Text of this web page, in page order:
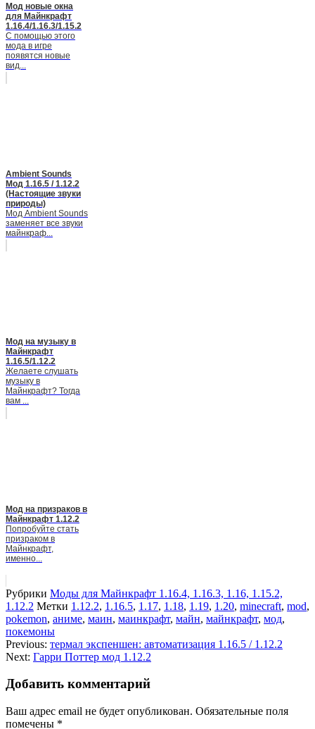
Мод новые окна
для Майнкрафт
1.16.4/1.16.3/1.15.2
С помощью этого
мода в игре
появятся новые
вид...
Ambient Sounds
Мод 1.16.5 / 1.12.2
(Настоящие звуки
природы)
Мод Ambient Sounds
заменяет все звуки
майнкраф...
Мод на музыку в
Майнкрафт
1.16.5/1.12.2
Желаете слушать
музыку в
Майнкрафт? Тогда
вам ...
Мод на призраков в
Майнкрафт 1.12.2
Попробуйте стать
призраком в
Майнкрафт,
именно...
Рубрики Моды для Майнкрафт 1.16.4, 1.16.3, 1.16, 1.15.2,
1.12.2 Метки 1.12.2, 1.16.5, 1.17, 1.18, 1.19, 1.20, minecraft, mod,
pokemon, аниме, маин, маинкрафт, майн, майнкрафт, мод,
покемоны
Previous: термал экспеншен: автоматизация 1.16.5 / 1.12.2
Next: Гарри Поттер мод 1.12.2
Добавить комментарий
Ваш адрес email не будет опубликован. Обязательные поля
помечены *